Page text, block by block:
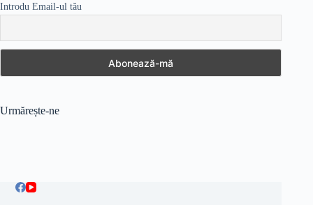
Introdu Email-ul tău
Urmărește-ne